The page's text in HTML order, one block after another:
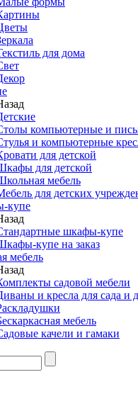
для дома
компьютерные и
и компьютерные
для детской
для детской
мебель
для детских
купе
шкафы-купе
купе на заказ
мебель
садовой мебели
и кресла для сада и
мебель
качели и гамаки